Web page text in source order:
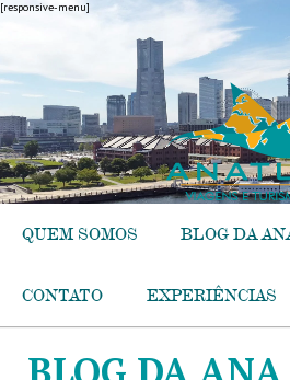
[responsive-menu]
QUEM SOMOS BLOG DA
CONTATO EXPERIÊNCIAS